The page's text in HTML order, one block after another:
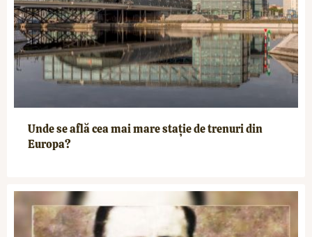
Unde se află cea mai mare stație de trenuri din
Europa?